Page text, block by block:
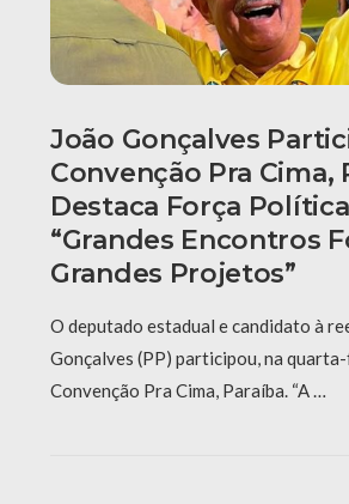
João Gonçalves
Convenção Pra Cima,
Destaca Força
“grandes Encontros
Grandes Projetos”
O deputado estadual e candidato à
Gonçalves (PP) participou, na
Convenção Pra Cima, Paraíba. “A …